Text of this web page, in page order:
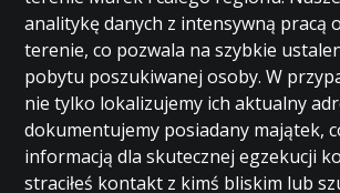
analitykę danych z intensywną pracą
terenie, co pozwala na szybkie
pobytu poszukiwanej osoby. W
nie tylko lokalizujemy ich aktualny
dokumentujemy posiadany majątek,
informacją dla skutecznej egzekucji
straciłeś kontakt z kimś bliskim lub